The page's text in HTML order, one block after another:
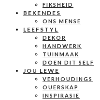
FIKSHEID
BEKENDES
ONS MENSE
LEEFSTYL
DEKOR
HANDWERK
TUINMAAK
DOEN DIT SELF
JOU LEWE
VERHOUDINGS
OUERSKAP
INSPIRASIE